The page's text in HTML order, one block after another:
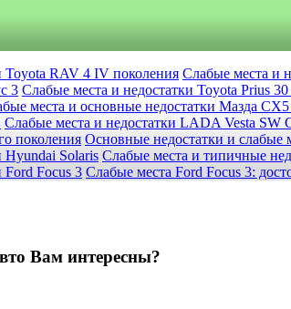
Слабые места и
Слабые места и недостатки Toyota Prius
места и основные недостатки Мазда
Слабые места и недостатки LADA Vesta SW
Основные недостатки и слабые
Слабые места и типичные
Слабые места Ford Focus 3:
Вам интересны?